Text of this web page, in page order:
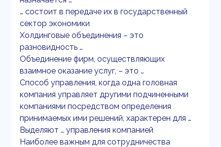
… состоит в передаче их в государственный
сектор экономики
Холдинговые объединения – это
разновидность …
Объединение фирм, осуществляющих
взаимное оказание услуг, – это …
Способ управления, когда одна головная
компания управляет другими подчиненными
компаниями посредством определения
принимаемых ими решений, характерен для …
Выделяют … управления компанией
Наиболее важным для сотрудничества